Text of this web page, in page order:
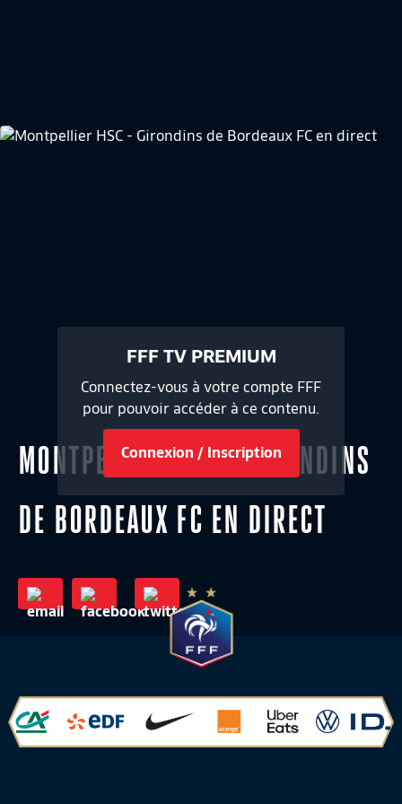
MONTPELLIER HSC - GIRONDINS
DE BORDEAUX FC EN DIRECT
FFF TV PREMIUM
Connectez-vous à votre compte FFF
pour pouvoir accéder à ce contenu.
Connexion / Inscription